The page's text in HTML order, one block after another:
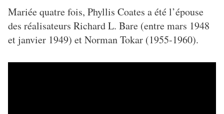
Mariée quatre fois, Phyllis Coates a été l’épouse
des réalisateurs Richard L. Bare (entre mars 1948
et janvier 1949) et Norman Tokar (1955-1960).